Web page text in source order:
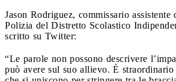
Jason Rodriguez, commissario
Polizia del Distretto Scolastico
scritto su Twitter:
“Le parole non possono descrivere
può avere sul suo allievo. È